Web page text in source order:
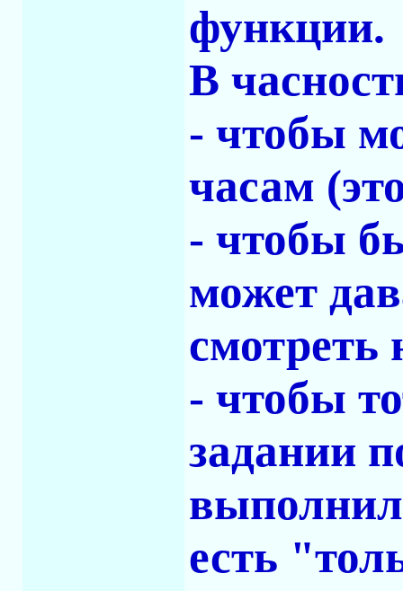
функции.
В
- чтобы
часам
- чтобы
может
смотреть
- чтобы
задании
выполнил
есть